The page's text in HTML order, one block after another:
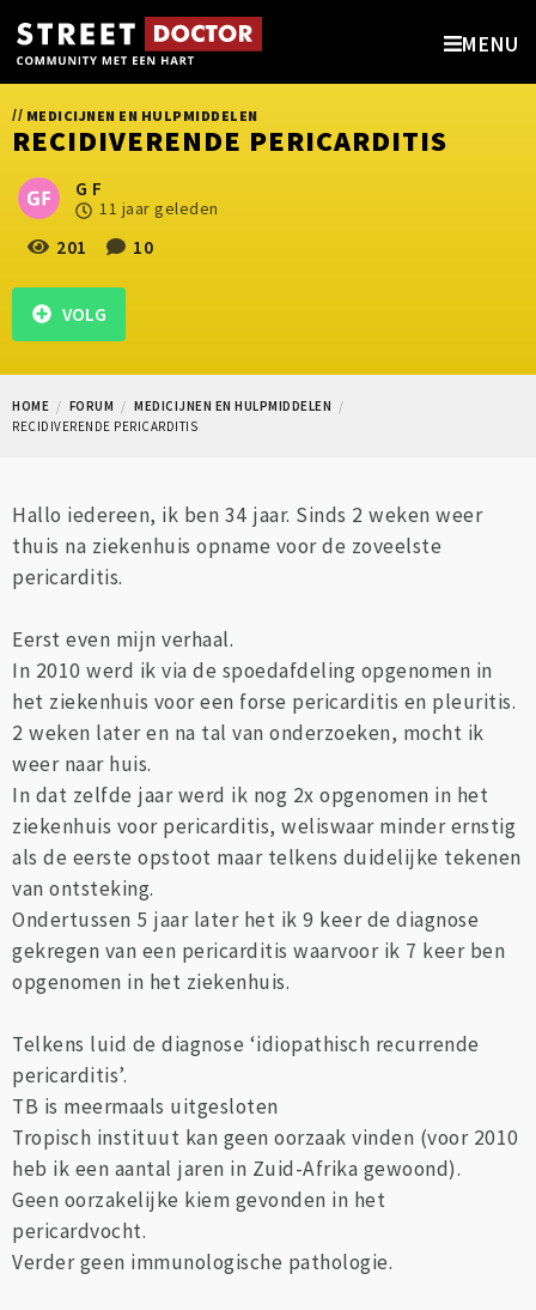
MENU
// MEDICIJNEN EN HULPMIDDELEN
RECIDIVERENDE PERICARDITIS
G F
11 jaar geleden
201 10
VOLG
HOME FORUM
MEDICIJNEN EN HULPMIDDELEN
RECIDIVERENDE PERICARDITIS
Hallo iedereen, ik ben 34 jaar. Sinds 2 weken weer
thuis na ziekenhuis opname voor de zoveelste
pericarditis.
Eerst even mijn verhaal.
In 2010 werd ik via de spoedafdeling opgenomen in
het ziekenhuis voor een forse pericarditis en pleuritis.
2 weken later en na tal van onderzoeken, mocht ik
weer naar huis.
In dat zelfde jaar werd ik nog 2x opgenomen in het
ziekenhuis voor pericarditis, weliswaar minder ernstig
als de eerste opstoot maar telkens duidelijke tekenen
van ontsteking.
Ondertussen 5 jaar later het ik 9 keer de diagnose
gekregen van een pericarditis waarvoor ik 7 keer ben
opgenomen in het ziekenhuis.
Telkens luid de diagnose ‘idiopathisch recurrende
pericarditis’.
TB is meermaals uitgesloten
Tropisch instituut kan geen oorzaak vinden (voor 2010
heb ik een aantal jaren in Zuid-Afrika gewoond).
Geen oorzakelijke kiem gevonden in het
pericardvocht.
Verder geen immunologische pathologie.